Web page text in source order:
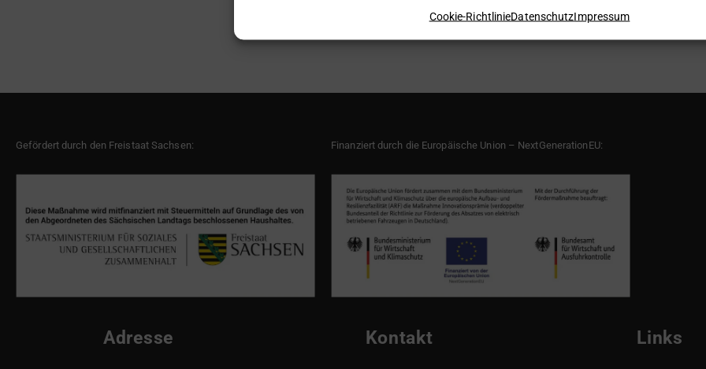
Cookie-RichtlinieDatenschutzImpressum
Gefördert durch den Freistaat Sachsen: Finanziert durch die Europäische Union – NextGenerationEU:
Adresse Kontakt Links